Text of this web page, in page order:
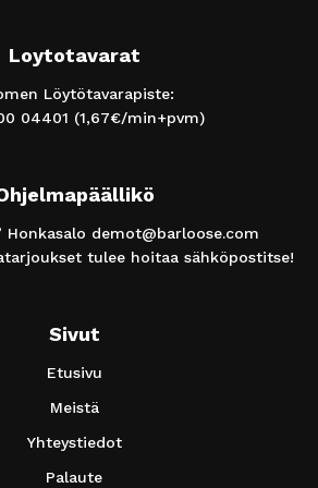
Loytotavarat
Löytötavarapiste:
04401 (1,67€/min+pvm)
Honkasalo demot@barloose.com
tulee hoitaa sähköpostitse!
Sivut
Etusivu
Meistä
Yhteystiedot
Palaute